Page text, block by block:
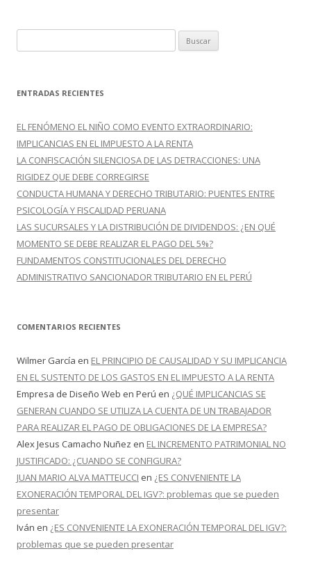
u
c
r
:
ENTRADAS RECIENTES
EL FENÓMENO EL NIÑO COMO EVENTO EXTRAORDINARIO:
IMPLICANCIAS EN EL IMPUESTO A LA RENTA
LA CONFISCACIÓN SILENCIOSA DE LAS DETRACCIONES: UNA
RIGIDEZ QUE DEBE CORREGIRSE
CONDUCTA HUMANA Y DERECHO TRIBUTARIO: PUENTES ENTRE
PSICOLOGÍA Y FISCALIDAD PERUANA
LAS SUCURSALES Y LA DISTRIBUCIÓN DE DIVIDENDOS: ¿EN QUÉ
MOMENTO SE DEBE REALIZAR EL PAGO DEL 5%?
FUNDAMENTOS CONSTITUCIONALES DEL DERECHO
ADMINISTRATIVO SANCIONADOR TRIBUTARIO EN EL PERÚ
COMENTARIOS RECIENTES
Wilmer García en EL PRINCIPIO DE CAUSALIDAD Y SU IMPLICANCIA
EN EL SUSTENTO DE LOS GASTOS EN EL IMPUESTO A LA RENTA
Empresa de Diseño Web en Perú en ¿QUÉ IMPLICANCIAS SE
GENERAN CUANDO SE UTILIZA LA CUENTA DE UN TRABAJADOR
PARA REALIZAR EL PAGO DE OBLIGACIONES DE LA EMPRESA?
Alex Jesus Camacho Nuñez en EL INCREMENTO PATRIMONIAL NO
JUSTIFICADO: ¿CUANDO SE CONFIGURA?
JUAN MARIO ALVA MATTEUCCI en ¿ES CONVENIENTE LA
EXONERACIÓN TEMPORAL DEL IGV?: problemas que se pueden
presentar
Iván en ¿ES CONVENIENTE LA EXONERACIÓN TEMPORAL DEL IGV?:
problemas que se pueden presentar